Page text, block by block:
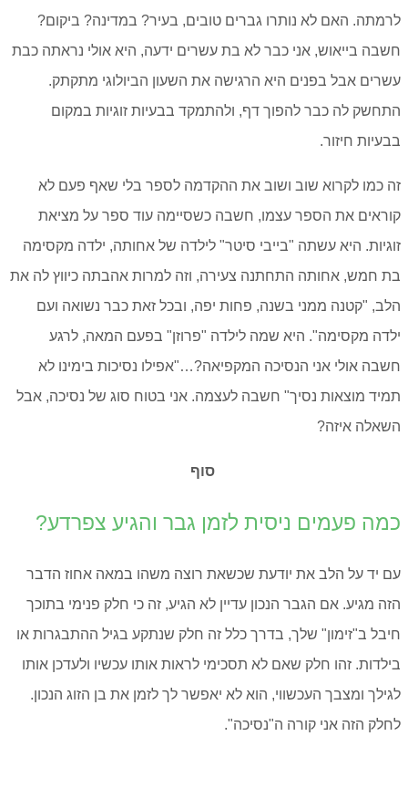
לרמתה. האם לא נותרו גברים טובים, בעיר? במדינה? ביקום?
חשבה בייאוש, אני כבר לא בת עשרים ידעה, היא אולי נראתה כבת
עשרים אבל בפנים היא הרגישה את השעון הביולוגי מתקתק.
התחשק לה כבר להפוך דף, ולהתמקד בבעיות זוגיות במקום
בבעיות חיזור.
זה כמו לקרוא שוב ושוב את ההקדמה לספר בלי שאף פעם לא
קוראים את הספר עצמו, חשבה כשסיימה עוד ספר על מציאת
זוגיות. היא עשתה "בייבי סיטר" לילדה של אחותה, ילדה מקסימה
בת חמש, אחותה התחתנה צעירה, וזה למרות אהבתה כיווץ לה את
הלב, "קטנה ממני בשנה, פחות יפה, ובכל זאת כבר נשואה ועם
ילדה מקסימה". היא שמה לילדה "פרוזן" בפעם המאה, לרגע
חשבה אולי אני הנסיכה המקפיאה?…"אפילו נסיכות בימינו לא
תמיד מוצאות נסיך" חשבה לעצמה. אני בטוח סוג של נסיכה, אבל
השאלה איזה?
סוף
כמה פעמים ניסית לזמן גבר והגיע צפרדע?
עם יד על הלב את יודעת שכשאת רוצה משהו במאה אחוז הדבר
הזה מגיע. אם הגבר הנכון עדיין לא הגיע, זה כי חלק פנימי בתוכך
חיבל ב"זימון" שלך, בדרך כלל זה חלק שנתקע בגיל ההתבגרות או
בילדות. זהו חלק שאם לא תסכימי לראות אותו עכשיו ולעדכן אותו
לגילך ומצבך העכשווי, הוא לא יאפשר לך לזמן את בן הזוג הנכון.
לחלק הזה אני קורה ה"נסיכה".